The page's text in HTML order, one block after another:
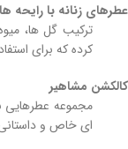
عطرهای زنانه با رایحه‌
ترکیب گل‌ ها،
کرده که برای
کالکشن مشاهیر
مجموعه عطرهایی
‌ای خاص و